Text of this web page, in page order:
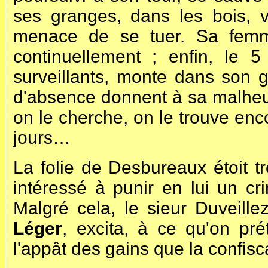
ses granges, dans les bois,
menace de se tuer. Sa
continuellement ; enfin, le
surveillants, monte dans son
d'absence donnent à sa
on le cherche, on le trouve
jours…
La folie de Desbureaux étoit
intéressé à punir en lui un
Malgré cela, le sieur
Léger, excita, à ce qu'on
l'appât des gains que la